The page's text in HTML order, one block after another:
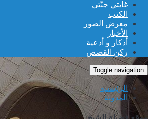
غايتي جنّتي
الكتب
معرض الصور
الأخبار
أذكار و أدعية
ركن القصص
Toggle navigation
الرئيسية
المدونة